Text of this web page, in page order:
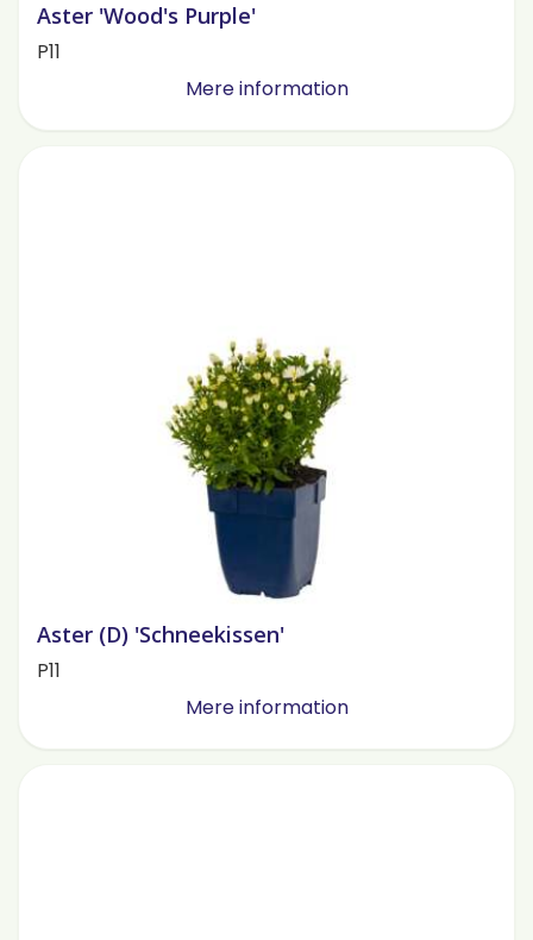
Aster 'Wood's Purple'
P11
Mere information
Aster (D) 'Schneekissen'
P11
Mere information